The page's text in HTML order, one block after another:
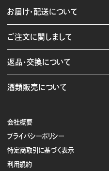
会社概要
プライバシーポリシー
特定商取引に基づく表示
利用規約
お届け・配送について
ご注文に関しまして
返品・交換について
酒類販売について